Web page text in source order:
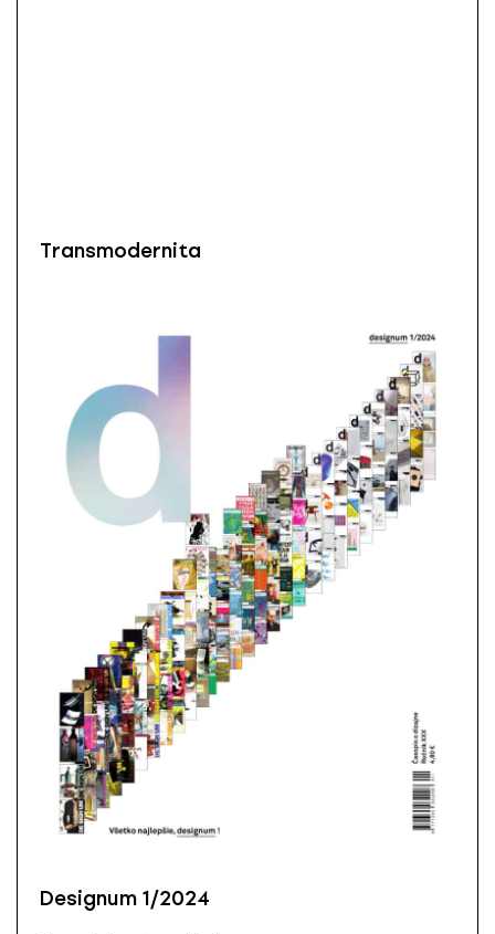
Transmodernita
Designum 1/2024